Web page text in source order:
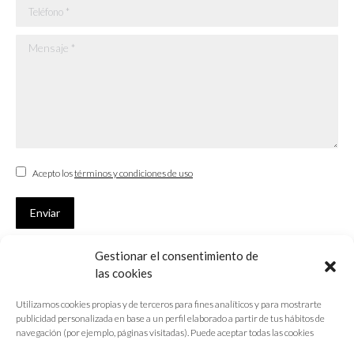
Gestionar el consentimiento de
las cookies
Utilizamos cookies propias y de terceros para fines analíticos y para mostrarte
publicidad personalizada en base a un perfil elaborado a partir de tus hábitos de
navegación (por ejemplo, páginas visitadas). Puede aceptar todas las cookies
Teléfono *
Mensaje *
Acepto lostérminos y condiciones de uso
Enviar
que desarrolla el Colegio de Arquitectos de Cádiz
Nombre *